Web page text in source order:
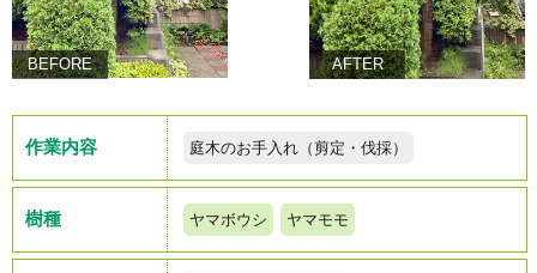
BEFORE AFTER
作業内容 庭木のお手入れ（剪定・伐採）
樹種 ヤマボウシ ヤマモモ